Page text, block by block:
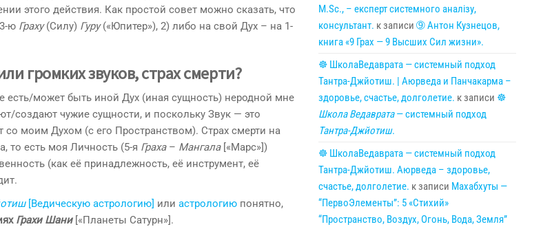
этого действия. Как простой совет можно сказать, что
ю Граху(Силу) Гуру(«Юпитер»), 2) либо на свой Дух – на 1-
громких звуков, страх смерти?
может быть иной Дух (иная сущность) неродной мне
создают чужие сущности, и поскольку Звук — это
со моим Духом (с его Пространством). Страх смерти на
то есть моя Личность (5-я Граха– Мангала[«Марс»])
(как её принадлежность, её инструмент, её
[Ведическую астрологию] или астрологию понятно,
Грахи Шани[«Планеты Сатурн»].
M.Sc., – експерт системного аналізу,
консультант. к записи ➈ Антон Кузнецов,
книга «9 Грах — 9 Высших Сил жизни».
☸ ШколаВедаврата — системный подход
Тантра-Джйотиш. | Аюрведа и Панчакарма –
здоровье, счастье, долголетие. к записи ☸
Школа Ведаврата— системный подход
Тантра-Джйотиш.
☸ ШколаВедаврата — системный подход
Тантра-Джйотиш. Аюрведа – здоровье,
счастье, долголетие. к записи Махабхуты —
“ПервоЭлементы”: 5 «Стихий»
“Пространство, Воздух, Огонь, Вода, Земля”